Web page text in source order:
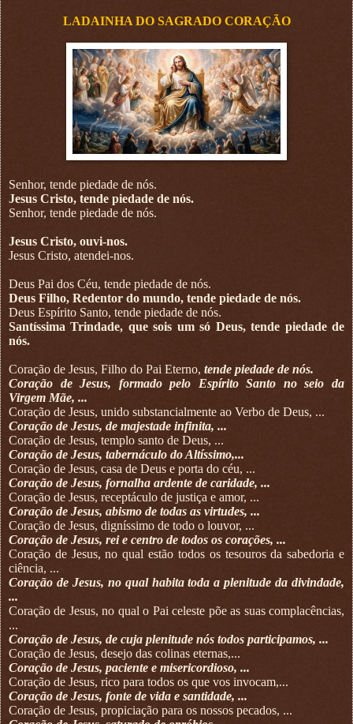
LADAINHA DO SAGRADO CORAÇÃO
Senhor, tende piedade de nós.
Jesus Cristo, tende piedade de nós.
Senhor, tende piedade de nós.
Jesus Cristo, ouvi-nos.
Jesus Cristo, atendei-nos.
Deus Pai dos Céu, tende piedade de nós.
Deus Filho, Redentor do mundo, tende piedade de nós.
Deus Espírito Santo, tende piedade de nós.
Santíssima Trindade, que sois um só Deus, tende piedade de
nós.
Coração de Jesus, Filho do Pai Eterno, tende piedade de nós.
Coração de Jesus, formado pelo Espírito Santo no seio da
Virgem Mãe, ...
Coração de Jesus, unido substancialmente ao Verbo de Deus, ...
Coração de Jesus, de majestade infinita, ...
Coração de Jesus, templo santo de Deus, ...
Coração de Jesus, tabernáculo do Altíssimo,...
Coração de Jesus, casa de Deus e porta do céu, ...
Coração de Jesus, fornalha ardente de caridade, ...
Coração de Jesus, receptáculo de justiça e amor, ...
Coração de Jesus, abismo de todas as virtudes, ...
Coração de Jesus, digníssimo de todo o louvor, ...
Coração de Jesus, rei e centro de todos os corações, ...
Coração de Jesus, no qual estão todos os tesouros da sabedoria e
ciência, ...
Coração de Jesus, no qual habita toda a plenitude da divindade,
...
Coração de Jesus, no qual o Pai celeste põe as suas complacências,
...
Coração de Jesus, de cuja plenitude nós todos participamos, ...
Coração de Jesus, desejo das colinas eternas,...
Coração de Jesus, paciente e misericordioso, ...
Coração de Jesus, rico para todos os que vos invocam,...
Coração de Jesus, fonte de vida e santidade, ...
Coração de Jesus, propiciação para os nossos pecados, ...